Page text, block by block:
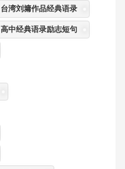
台湾刘墉作品经典语录
高中经典语录励志短句